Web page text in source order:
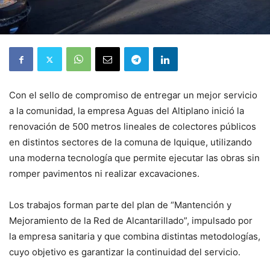
Con el sello de compromiso de entregar un mejor servicio
a la comunidad, la empresa Aguas del Altiplano inició la
renovación de 500 metros lineales de colectores públicos
en distintos sectores de la comuna de Iquique, utilizando
una moderna tecnología que permite ejecutar las obras sin
romper pavimentos ni realizar excavaciones.
Los trabajos forman parte del plan de “Mantención y
Mejoramiento de la Red de Alcantarillado”, impulsado por
la empresa sanitaria y que combina distintas metodologías,
cuyo objetivo es garantizar la continuidad del servicio.